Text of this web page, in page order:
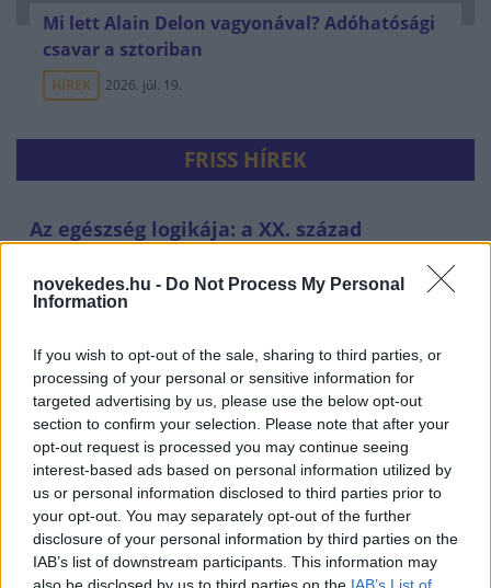
novekedes.hu - Do Not Process My Personal
Information
If you wish to opt-out of the sale, sharing to third parties, or
processing of your personal or sensitive information for
targeted advertising by us, please use the below opt-out
section to confirm your selection. Please note that after your
opt-out request is processed you may continue seeing
interest-based ads based on personal information utilized by
us or personal information disclosed to third parties prior to
your opt-out. You may separately opt-out of the further
disclosure of your personal information by third parties on the
IAB’s list of downstream participants. This information may
Mi lett Alain Delon vagyonával? Adóhatósági
csavar a sztoriban
HÍREK 2026. júl. 19.
FRISS HÍREK
Az egészség logikája: a XX. század
EGÉSZSÉGIPAR egy órája
Elképesztő, kiknek termelnek most hasznot